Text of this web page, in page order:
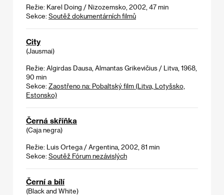
Režie: Karel Doing / Nizozemsko, 2002, 47 min
Sekce: Soutěž dokumentárních filmů
City
(Jausmai)
Režie: Algirdas Dausa, Almantas Grikevičius / Litva, 1968,
90 min
Sekce: Zaostřeno na: Pobaltský film (Litva, Lotyšsko,
Estonsko)
Černá skříňka
(Caja negra)
Režie: Luis Ortega / Argentina, 2002, 81 min
Sekce: Soutěž Fórum nezávislých
Černí a bílí
(Black and White)